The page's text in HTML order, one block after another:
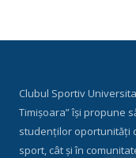
Clubul Sportiv
Timișoara” își propune
studenților oportunități
sport, cât și în